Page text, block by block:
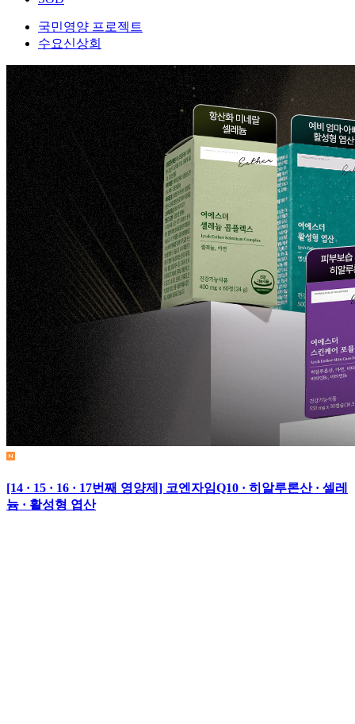
국민영양 프로젝트
수요신상회
[14 · 15 · 16 · 17번째 영양제] 코엔자임Q10 · 히알루론산 · 셀레
늄 · 활성형 엽산